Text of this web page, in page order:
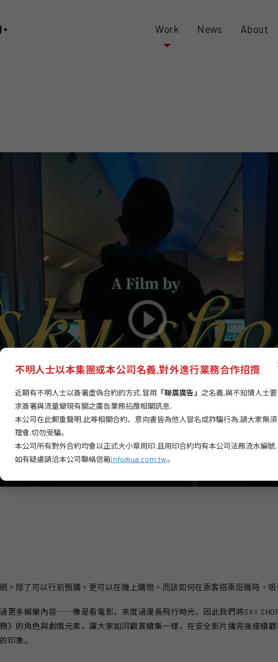
Work News About
。除了可以行前預購，更可以在機上購物。而該如何在乘客搭乘班機時，
更多娛樂內容──像是看電影，來度過漫長飛行時光。因此我們將SKY
》的角色與劇情元素，讓大家如同觀賞續集一樣，在安全影片播完後接續
印象。
不明人士以本集團或本公司名義,對外進行業務合作招攬
近期有不明人士以簽署虛偽合約的方式,冒用 「聯廣廣告」 之名義,與不知情人士要
求簽署與流量變現有關之廣告業務招攬相關訊息,
本公司在此鄭重聲明,此等相關合約、意向書皆為他人冒名或詐騙行為,請大家無須
理會,切勿受騙。
本公司所有對外合約均會以正式大小章用印,且用印合約均有本公司法務流水編號,
如有疑慮請洽本公司聯絡信箱info@ua.com.tw。